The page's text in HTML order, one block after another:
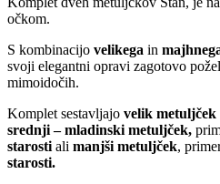
€ 45,90
očkom.
S kombinacijo velikega in
svoji elegantni opravi zagotovo
mimoidočih.
Komplet sestavljajo velik metuljček
srednji – mladinski metuljček,
starosti ali manjši metuljček,
starosti.